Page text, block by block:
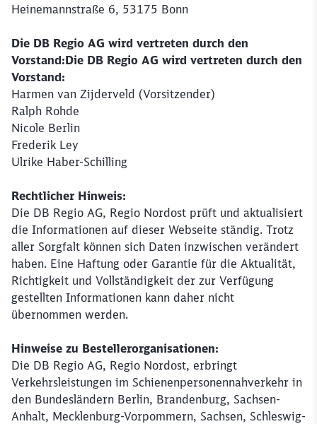
Heinemannstraße 6, 53175 Bonn
Die DB Regio AG wird vertreten durch den
Vorstand:Die DB Regio AG wird vertreten durch den
Vorstand:
Harmen van Zijderveld (Vorsitzender)
Ralph Rohde
Nicole Berlin
Frederik Ley
Ulrike Haber-Schilling
Rechtlicher Hinweis:
Die DB Regio AG, Regio Nordost prüft und aktualisiert
die Informationen auf dieser Webseite ständig. Trotz
aller Sorgfalt können sich Daten inzwischen verändert
haben. Eine Haftung oder Garantie für die Aktualität,
Richtigkeit und Vollständigkeit der zur Verfügung
gestellten Informationen kann daher nicht
übernommen werden.
Hinweise zu Bestellerorganisationen:
Die DB Regio AG, Regio Nordost, erbringt
Verkehrsleistungen im Schienenpersonennahverkehr in
den Bundesländern Berlin, Brandenburg, Sachsen-
Anhalt, Mecklenburg-Vorpommern, Sachsen, Schleswig-
Möchten Sie zuweitergeleitet
werden?
Abbrechen Weiter